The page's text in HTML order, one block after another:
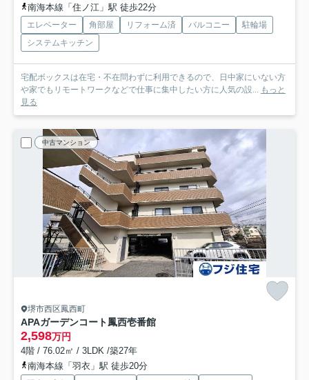
南海本線「住ノ江」駅 徒歩22分
エレベーター 角部屋 リフォーム済 バルコニー
駐輪場
システムキッチン
宅配ボックスは在宅・不在問わずに利用できるので、日中家にいない方
や家でもリモートワークなどで仕事に集中したい方に人気の設... もっと
見る
中古マンション
堺市西区鳳西町
APAガーデンコート鳳西壱番館
2,598万円
4階 / 76.02㎡ / 3LDK /築27年
南海本線「羽衣」駅 徒歩20分